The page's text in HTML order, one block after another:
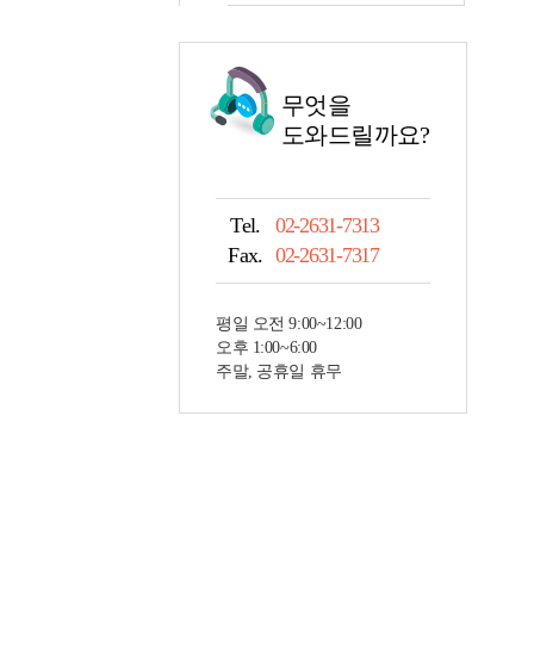
무엇을
도와드릴까요?
Tel.
02-2631-7313
Fax. 02-2631-7317
평일 오전 9:00~12:00
오후 1:00~6:00
주말, 공휴일 휴무